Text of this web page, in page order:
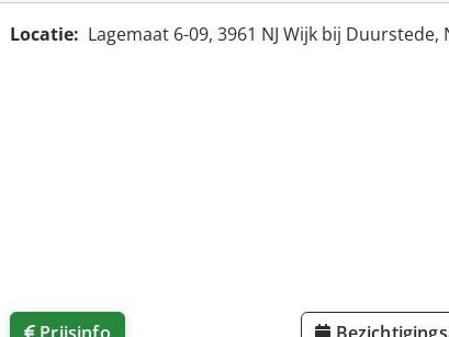
Locatie: Lagemaat 6-09, 3961 NJ Wijk bij Duurstede,